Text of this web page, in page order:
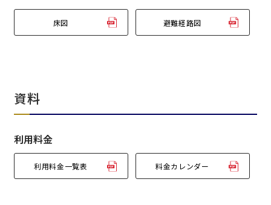
床図 避難経路図
資料
利用料金
利用料金一覧表 料金カレンダー
ベルサール西新宿
ベルサール高田馬場
ベルサール半蔵門
ベルサール飯田橋駅前
ベルサール飯田橋ファースト
渋谷エリア
ベルサール六本木グランドコンファレンスセンター
汐留・御成門・芝公園エリア
ベルサール御成門タワー
ベルサール汐留
ベルサール東京汐留コンファレンスセンター
ベルサール三田ガーデン
有明・羽田エリア
東京ガーデンシアター
ベルサール有明コンファレンスセンター
ベルサール羽田空港
日時